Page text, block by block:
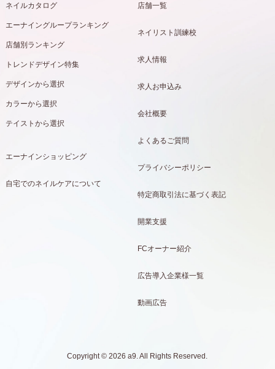
ネイルカタログ
エーナイングループランキング
店舗別ランキング
トレンドデザイン特集
デザインから選択
カラーから選択
テイストから選択
エーナインショッピング
自宅でのネイルケアについて
店舗一覧
ネイリスト訓練校
求人情報
求人お申込み
会社概要
よくあるご質問
プライバシーポリシー
特定商取引法に基づく表記
開業支援
FCオーナー紹介
広告導入企業様一覧
動画広告
Copyright © 2026 a9. All Rights Reserved.